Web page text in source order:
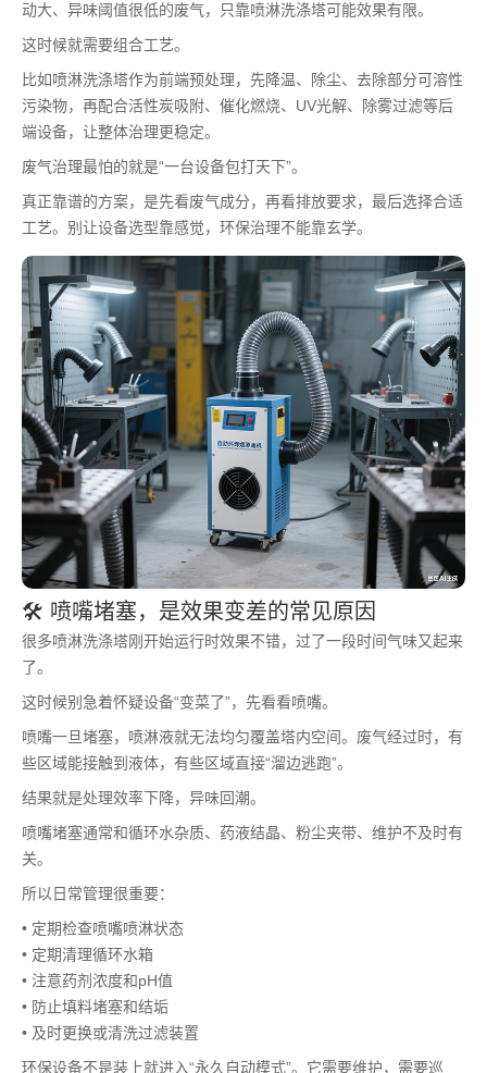
动大、异味阈值很低的废气，只靠喷淋洗涤塔可能效果有限。
这时候就需要组合工艺。
比如喷淋洗涤塔作为前端预处理，先降温、除尘、去除部分可溶性
污染物，再配合活性炭吸附、催化燃烧、UV光解、除雾过滤等后
端设备，让整体治理更稳定。
废气治理最怕的就是“一台设备包打天下”。
真正靠谱的方案，是先看废气成分，再看排放要求，最后选择合适
工艺。别让设备选型靠感觉，环保治理不能靠玄学。
🛠️ 喷嘴堵塞，是效果变差的常见原因
很多喷淋洗涤塔刚开始运行时效果不错，过了一段时间气味又起来
了。
这时候别急着怀疑设备“变菜了”，先看看喷嘴。
喷嘴一旦堵塞，喷淋液就无法均匀覆盖塔内空间。废气经过时，有
些区域能接触到液体，有些区域直接“溜边逃跑”。
结果就是处理效率下降，异味回潮。
喷嘴堵塞通常和循环水杂质、药液结晶、粉尘夹带、维护不及时有
关。
所以日常管理很重要：
• 定期检查喷嘴喷淋状态
• 定期清理循环水箱
• 注意药剂浓度和pH值
• 防止填料堵塞和结垢
• 及时更换或清洗过滤装置
环保设备不是装上就进入“永久自动模式”。它需要维护，需要巡